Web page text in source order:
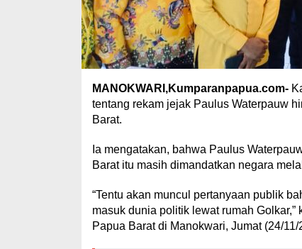
MANOKWARI,Kumparanpapua.com-
tentang rekam jejak Paulus Waterpauw
Barat.
Ia mengatakan, bahwa Paulus
Barat itu masih dimandatkan negara
“Tentu akan muncul pertanyaan publik
masuk dunia politik lewat rumah
Papua Barat di Manokwari, Jumat (24/11/